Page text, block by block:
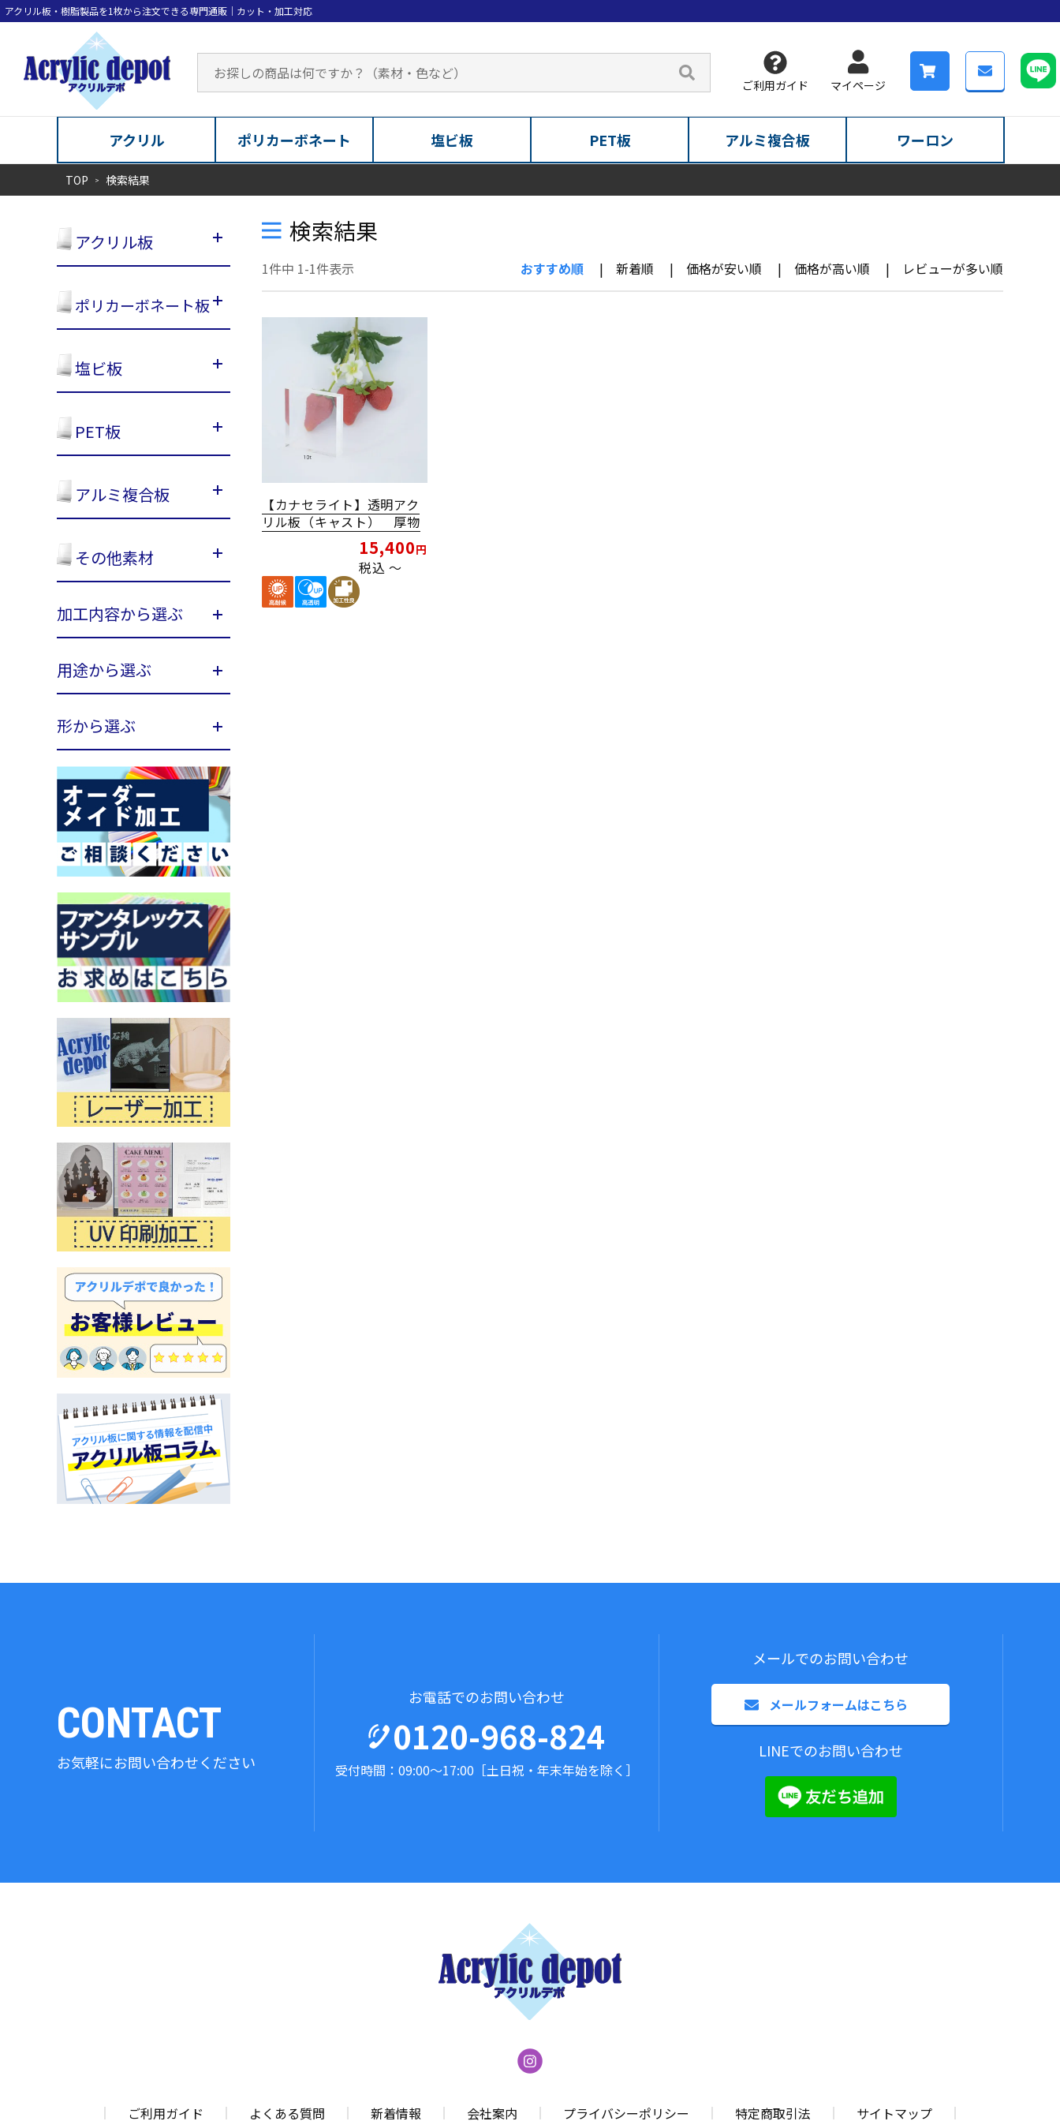
ご利用ガイド マイページ
アクリル ポリカーボネート 塩ビ板 PET板 アルミ複合板 ワーロン
TOP 検索結果
アクリル板
ポリカーボネート板
塩ビ板
PET板
アルミ複合板
その他素材
加工内容から選ぶ
用途から選ぶ
形から選ぶ
検索結果
おすすめ順 新着順 価格が安い順 価格が高い順 レビューが多い順
1件中 1-1件表示
【カナセライト】透明アク
リル板（キャスト） 厚物
15,400
税込 〜
CONTACT
お気軽にお問い合わせください
お電話でのお問い合わせ
0120-968-824
受付時間：09:00～17:00 ［土日祝・年末年始を除く］
メールでのお問い合わせ
メールフォームはこちら
LINEでのお問い合わせ
ご利用ガイド よくある質問 新着情報 会社案内 プライバシーポリシー 特定商取引法 サイトマップ